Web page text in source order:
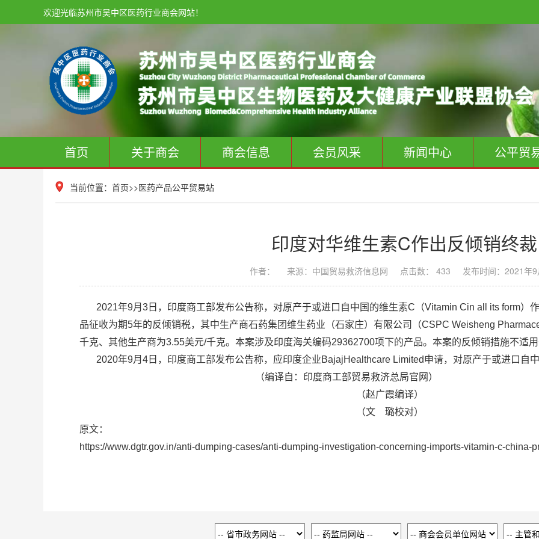
欢迎光临苏州市吴中区医药行业商会网站！
首页 关于商会 商会信息 会员风采 新闻中心 公平贸
当前位置： 首页>>医药产品公平贸易站
印度对华维生素C作出反倾销终裁
作者： 来源：中国贸易救济信息网 点击数： 433 发布时间：2021年
2021年9月3日，印度商工部发布公告称，对原产于或进口自中国的维生素C（Vitamin Cin all its form）
品征收为期5年的反倾销税，其中生产商石药集团维生药业（石家庄）有限公司（CSPC Weisheng
千克、其他生产商为3.55美元/千克。本案涉及印度海关编码29362700项下的产品。本案的反倾销措施不适
2020年9月4日，印度商工部发布公告称，应印度企业BajajHealthcare Limited申请，对原产于或进口自
（编译自：印度商工部贸易救济总局官网）
（赵广霞编译）
（文 璐校对）
原文：
https://www.dgtr.gov.in/anti-dumping-cases/anti-dumping-investigation-concerning-imports-vitamin-c-china-